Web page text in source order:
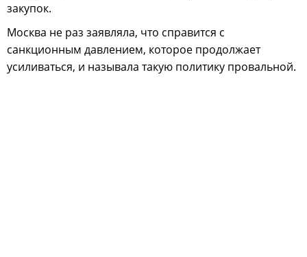
закупок.
Москва не раз заявляла, что справится с
санкционным давлением, которое продолжает
усиливаться, и называла такую политику провальной.